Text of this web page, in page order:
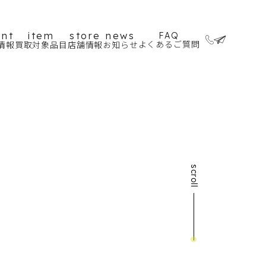
報
item
買取対象品目
store
店舗情報
news
お知らせ
FAQ
よくあるご質問
scroll